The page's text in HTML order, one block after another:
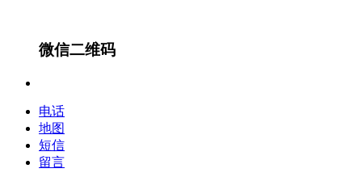
微信二维码
电话
地图
短信
留言